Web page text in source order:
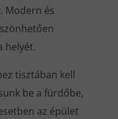
Modern és
helyét.
tisztában kell
be a fürdőbe,
az épület